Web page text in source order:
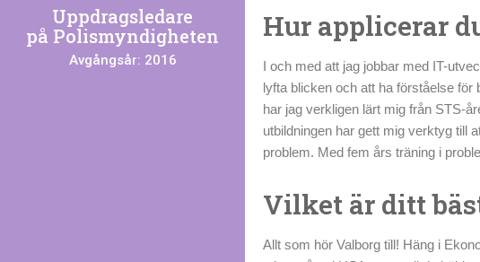
Uppdragsledare
på Polismyndigheten
Avgångsår: 2016
Hur applicerar
I och med att jag jobbar med IT-
lyfta blicken och att ha förståelse för
har jag verkligen lärt mig från STS-
utbildningen har gett mig verktyg till
problem. Med fem års träning i
Vilket är ditt
Allt som hör Valborg till! Häng i